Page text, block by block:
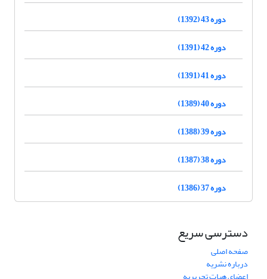
دوره 43 (1392)
دوره 42 (1391)
دوره 41 (1391)
دوره 40 (1389)
دوره 39 (1388)
دوره 38 (1387)
دوره 37 (1386)
دسترسی سریع
صفحه اصلی
درباره نشریه